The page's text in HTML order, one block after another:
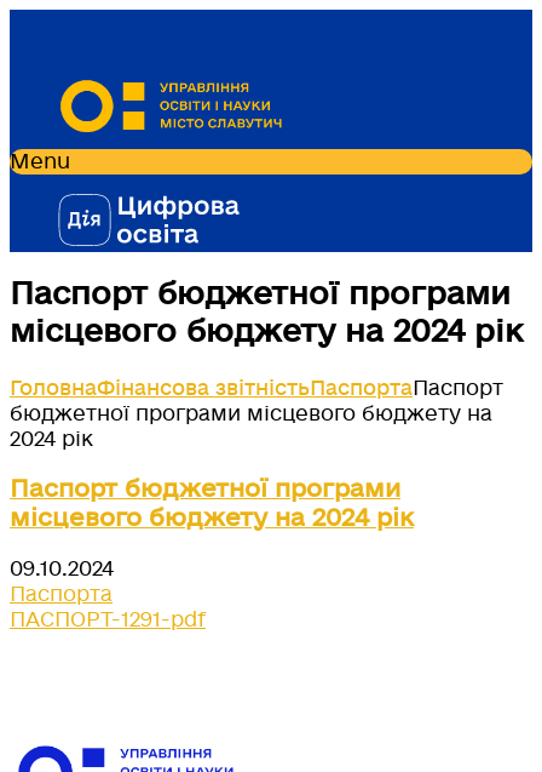
Menu
Паспорт бюджетної програми
місцевого бюджету на 2024 рік
ГоловнаФінансова звітністьПаспортаПаспорт
бюджетної програми місцевого бюджету на
2024 рік
Паспорт бюджетної програми
місцевого бюджету на 2024 рік
09.10.2024
Паспорта
ПАСПОРТ-1291-pdf